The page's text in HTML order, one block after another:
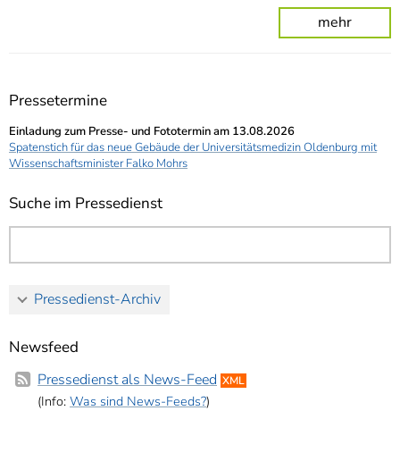
mehr
Pressetermine
Einladung zum Presse- und Fototermin am 13.08.2026
Spatenstich für das neue Gebäude der Universitätsmedizin Oldenburg mit
Wissenschaftsminister Falko Mohrs
Suche im Pressedienst
Pressedienst-Archiv
Newsfeed
Pressedienst als News-Feed XML
(Info: Was sind News-Feeds?)